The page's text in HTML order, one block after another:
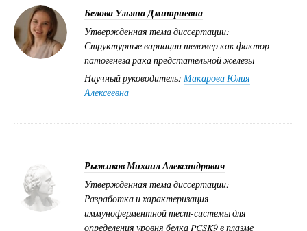
Белова Ульяна Дмитриевна
Утвержденная тема диссертации:
Структурные вариации теломер как фактор
патогенеза рака предстательной железы
Научный руководитель: Макарова Юлия
Алексеевна
Рыжиков Михаил Александрович
Утвержденная тема диссертации:
Разработка и характеризация
иммуноферментной тест-системы для
определения уровня белка PCSK9 в плазме